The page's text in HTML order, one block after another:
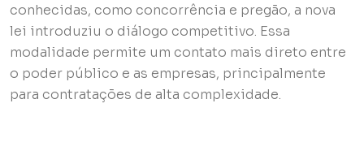
conhecidas, como concorrência e pregão, a nova
lei introduziu o diálogo competitivo. Essa
modalidade permite um contato mais direto entre
o poder público e as empresas, principalmente
para contratações de alta complexidade.